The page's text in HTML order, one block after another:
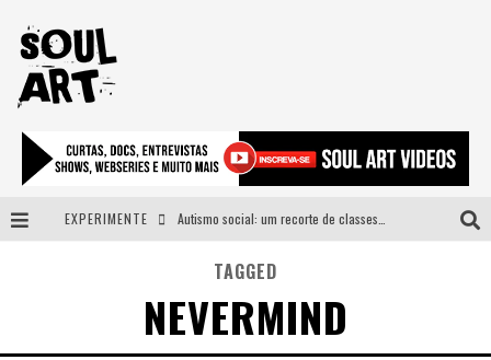
EXPERIMENTE
A subida da rampa é diferente!
Faça o bem! Mas, sem olhar a quem!?
Novo single de Arnaldo Tifu, “De Testa” explora brasilidade em sons, cores e símbolos
TAGGED
NEVERMIND